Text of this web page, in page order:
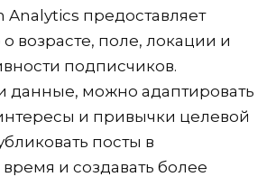
Analytics предоставляет
возрасте, поле, локации и
подписчиков.
данные, можно адаптировать
и привычки целевой
посты в
и создавать более